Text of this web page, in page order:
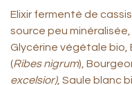
Elixir fermenté de
source peu
Glycérine végétale bio,
(Ribes nigrum),
excelsior), Saule blanc